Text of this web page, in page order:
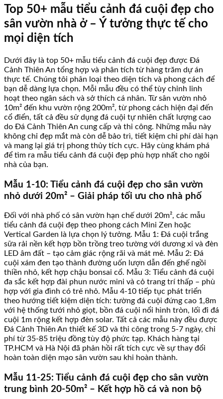
Top 50+ mẫu tiểu cảnh đá cuội đẹp cho
sân vườn nhà ở – Ý tưởng thực tế cho
mọi diện tích
Dưới đây là top 50+ mẫu tiểu cảnh đá cuội đẹp được Đá
Cảnh Thiên An tổng hợp và phân tích từ hàng trăm dự án
thực tế. Chúng tôi phân loại theo diện tích và phong cách để
bạn dễ dàng lựa chọn. Mỗi mẫu đều có thể tùy chỉnh linh
hoạt theo ngân sách và sở thích cá nhân. Từ sân vườn nhỏ
10m² đến khu vườn rộng 200m², từ phong cách hiện đại đến
cổ điển, tất cả đều sử dụng đá cuội tự nhiên chất lượng cao
do Đá Cảnh Thiên An cung cấp và thi công. Những mẫu này
không chỉ đẹp mắt mà còn dễ bảo trì, tiết kiệm chi phí dài hạn
và mang lại giá trị phong thủy tích cực. Hãy cùng khám phá
để tìm ra mẫu tiểu cảnh đá cuội đẹp phù hợp nhất cho ngôi
nhà của bạn.
Mẫu 1-10: Tiểu cảnh đá cuội đẹp cho sân vườn
nhỏ dưới 20m² – Giải pháp tối ưu cho nhà phố
Đối với nhà phố có sân vườn hạn chế dưới 20m², các mẫu
tiểu cảnh đá cuội đẹp theo phong cách Mini Zen hoặc
Vertical Garden là lựa chọn lý tưởng. Mẫu 1: Đá cuội trắng
sữa rải nền kết hợp bồn trồng treo tường với dương xỉ và đèn
LED âm đất – tạo cảm giác rộng rãi và mát mẻ. Mẫu 2: Đá
cuội xám đen tạo thành đường uốn lượn dẫn đến ghế ngồi
thiền nhỏ, kết hợp chậu bonsai cổ. Mẫu 3: Tiểu cảnh đá cuội
đa sắc kết hợp đài phun nước mini và cỏ trang trí thấp – phù
hợp với gia đình có trẻ nhỏ. Mẫu 4-10 tiếp tục phát triển
theo hướng tiết kiệm diện tích: tường đá cuội đứng cao 1,8m
với hệ thống tưới nhỏ giọt, bồn đá cuội nổi hình tròn, lối đi đá
cuội 1m rộng kết hợp đèn solar. Tất cả các mẫu này đều được
Đá Cảnh Thiên An thiết kế 3D và thi công trong 5-7 ngày, chi
phí từ 35-85 triệu đồng tùy độ phức tạp. Khách hàng tại
TP.HCM và Hà Nội đã phản hồi rất tích cực về sự thay đổi
hoàn toàn diện mạo sân vườn sau khi hoàn thành.
Mẫu 11-25: Tiểu cảnh đá cuội đẹp cho sân vườn
trung bình 20-50m² – Kết hợp hồ cá và non bộ